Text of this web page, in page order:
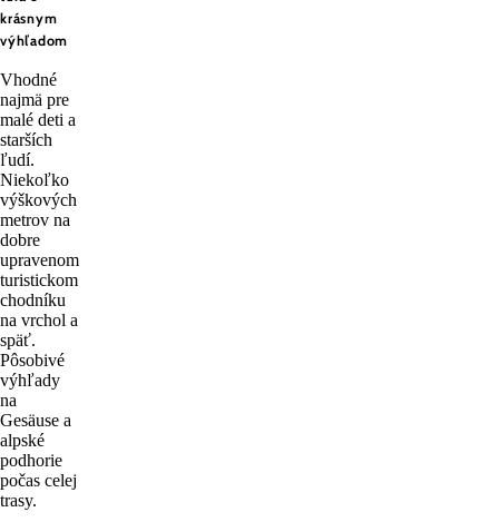
krásnym
výhľadom
Vhodné
najmä pre
malé deti a
starších
ľudí.
Niekoľko
výškových
metrov na
dobre
upravenom
turistickom
chodníku
na vrchol a
späť.
Pôsobivé
výhľady
na
Gesäuse a
alpské
podhorie
počas celej
trasy.